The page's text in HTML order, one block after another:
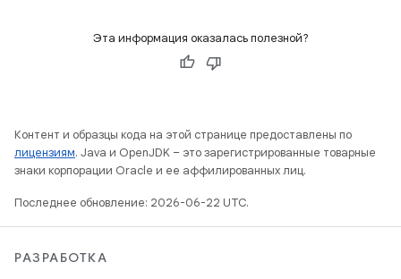
Эта информация оказалась полезной?
Контент и образцы кода на этой странице предоставлены по
лицензиям. Java и OpenJDK – это зарегистрированные товарные
знаки корпорации Oracle и ее аффилированных лиц.
Последнее обновление: 2026-06-22 UTC.
РАЗРАБОТКА